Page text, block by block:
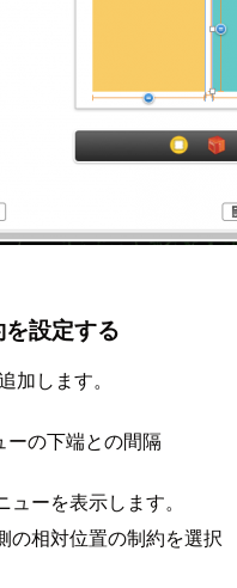
設定する
加します。
の下端との間隔
ーを表示します。
の相対位置の制約を選択